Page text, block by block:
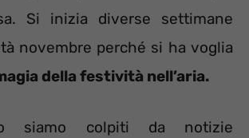
Si inizia diverse settimane
novembre perché si ha voglia
della festività nell’aria.
siamo colpiti da notizie